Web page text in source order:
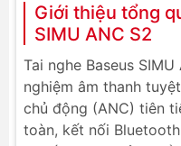
Giới thiệu tổng
SIMU ANC S2
Tai nghe Baseus
nghiệm âm thanh
chủ động (ANC) tiên
toàn, kết nối